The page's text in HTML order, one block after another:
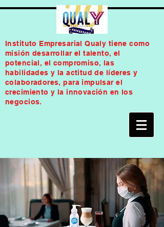
Instituto Empresarial Qualy tiene como
misión desarrollar el talento, el
potencial, el compromiso, las
habilidades y la actitud de líderes y
colaboradores, para impulsar el
crecimiento y la innovación en los
negocios.